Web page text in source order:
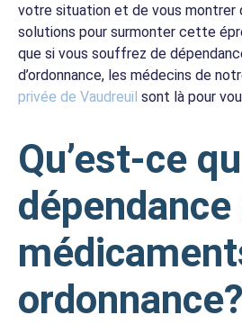
votre situation et de vous montrer
solutions pour surmonter cette
que si vous souffrez de
d’ordonnance, les médecins de
privée de Vaudreuil sont là pour
Qu’est-ce
dépendance
ordonnance?